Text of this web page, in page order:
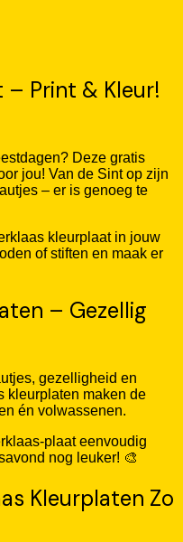
– Print & Kleur!
Deze gratis
jou! Van de Sint op zijn
– er is genoeg te
kleurplaat in jouw
of stiften en maak er
– Gezellig
gezelligheid en
kleurplaten maken de
én volwassenen.
plaat eenvoudig
nog leuker! 🎨
Kleurplaten Zo